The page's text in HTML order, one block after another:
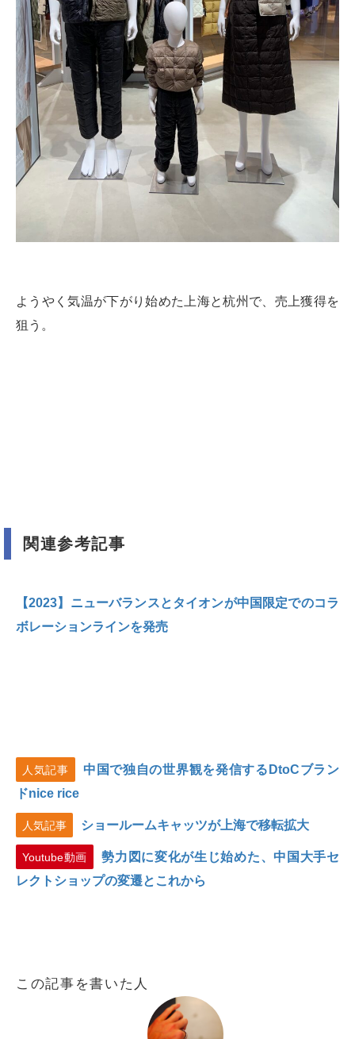
ようやく気温が下がり始めた上海と杭州で、売上獲得を
狙う。
関連参考記事
【2023】ニューバランスとタイオンが中国限定でのコラ
ボレーションラインを発売
人気記事
中国で独自の世界観を発信するDtoCブラン
ドnice rice
人気記事 ショールームキャッツが上海で移転拡大
Youtube動画
勢力図に変化が生じ始めた、中国大手セ
レクトショップの変遷とこれから
この記事を書いた人